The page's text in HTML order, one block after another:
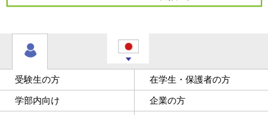
受験生の方 在学生・保護者の方
学部内向け 企業の方